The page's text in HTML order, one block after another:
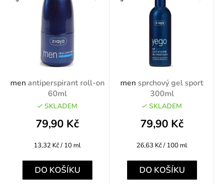
menantiperspirant roll-on
60ml
SKLADEM
79,90 Kč
Měrná
13,32 Kč / 10 ml
DO KOŠÍKU
men sprchový gel sport
300ml
SKLADEM
79,90 Kč
Měrná
26,63 Kč / 100 ml
DO KOŠÍKU